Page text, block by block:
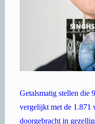
Getalsmatig stellen die
vergelijkt met de 1.871
doorgebracht in